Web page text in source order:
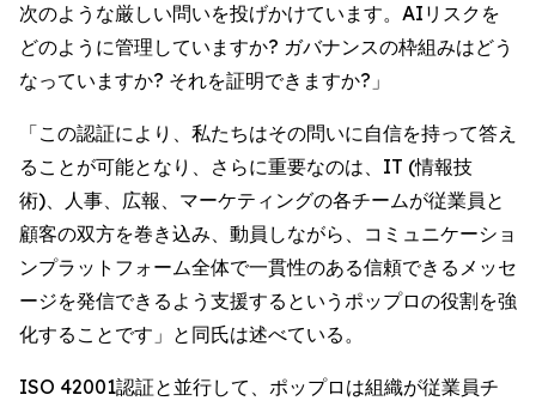
次のような厳しい問いを投げかけています。AIリスクを
どのように管理していますか? ガバナンスの枠組みはどう
なっていますか? それを証明できますか?」
「この認証により、私たちはその問いに自信を持って答え
ることが可能となり、さらに重要なのは、IT (情報技
術)、人事、広報、マーケティングの各チームが従業員と
顧客の双方を巻き込み、動員しながら、コミュニケーショ
ンプラットフォーム全体で一貫性のある信頼できるメッセ
ージを発信できるよう支援するというポップロの役割を強
化することです」と同氏は述べている。
ISO 42001認証と並行して、ポップロは組織が従業員チ